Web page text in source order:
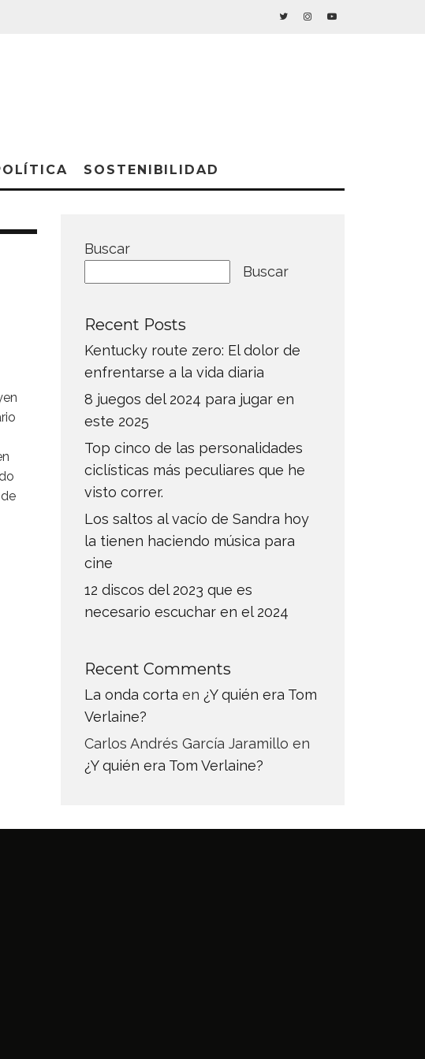
SOSTENIBILIDAD
Buscar
Buscar
Recent Posts
Kentucky route zero: El dolor de
enfrentarse a la vida diaria
8 juegos del 2024 para jugar en
este 2025
Top cinco de las personalidades
ciclísticas más peculiares que he
visto correr.
Los saltos al vacío de Sandra hoy
la tienen haciendo música para
cine
12 discos del 2023 que es
necesario escuchar en el 2024
Recent Comments
La onda corta en ¿Y quién era Tom
Verlaine?
Carlos Andrés García Jaramillo en
¿Y quién era Tom Verlaine?